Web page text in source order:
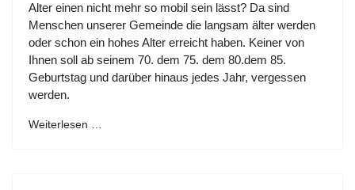
Alter einen nicht mehr so mobil sein lässt? Da sind
Menschen unserer Gemeinde die langsam älter werden
oder schon ein hohes Alter erreicht haben. Keiner von
Ihnen soll ab seinem 70. dem 75. dem 80.dem 85.
Geburtstag und darüber hinaus jedes Jahr, vergessen
werden.
Weiterlesen …